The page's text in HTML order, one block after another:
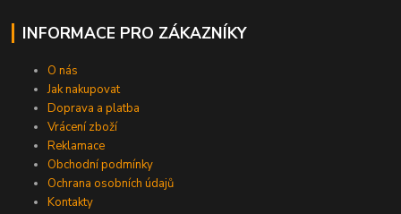
INFORMACE PRO ZÁKAZNÍKY
O nás
Jak nakupovat
Doprava a platba
Vrácení zboží
Reklamace
Obchodní podmínky
Ochrana osobních údajů
Kontakty